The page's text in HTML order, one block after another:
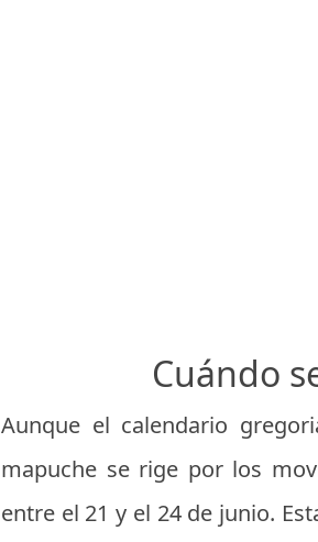
Cuándo
Aunque el calendario
mapuche se rige por los
entre el 21 y el 24 de junio.